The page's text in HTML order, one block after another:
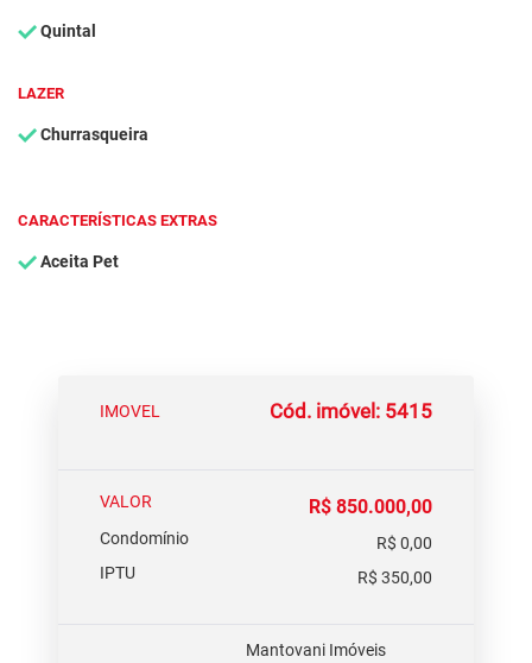
Quintal
LAZER
Churrasqueira
CARACTERÍSTICAS EXTRAS
Aceita Pet
IMOVEL Cód. imóvel: 5415
VALOR R$ 850.000,00
Condomínio
R$ 0,00
IPTU
R$ 350,00
Mantovani Imóveis